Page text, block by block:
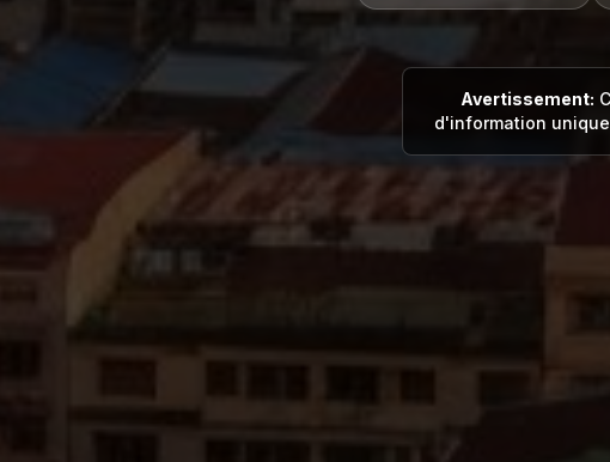
Avertissement:
d'information